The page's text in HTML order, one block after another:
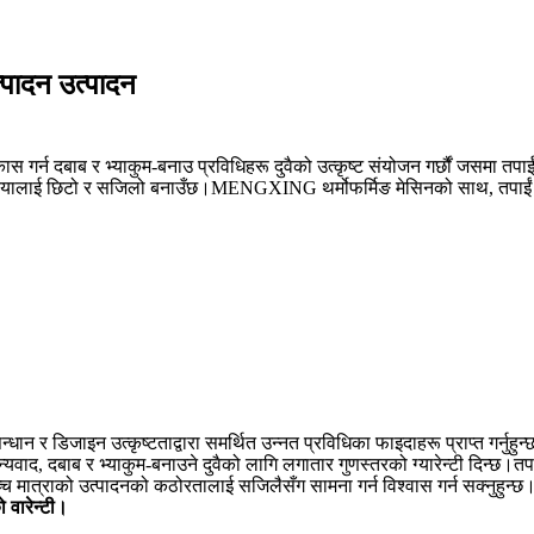
उत्पादन
गर्न दबाब र भ्याकुम-बनाउ प्रविधिहरू दुवैको उत्कृष्ट संयोजन गर्छौं जसमा
छिटो र सजिलो बनाउँछ।MENGXING थर्मोफर्मिङ मेसिनको साथ, तपाईं
र डिजाइन उत्कृष्टताद्वारा समर्थित उन्नत प्रविधिका फाइदाहरू प्राप्त
दबाब र भ्याकुम-बनाउने दुवैको लागि लगातार गुणस्तरको ग्यारेन्टी
मात्राको उत्पादनको कठोरतालाई सजिलैसँग सामना गर्न विश्वास गर्न
वारेन्टी।